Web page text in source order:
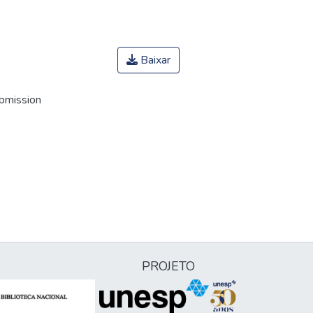
Baixar
PROJETO